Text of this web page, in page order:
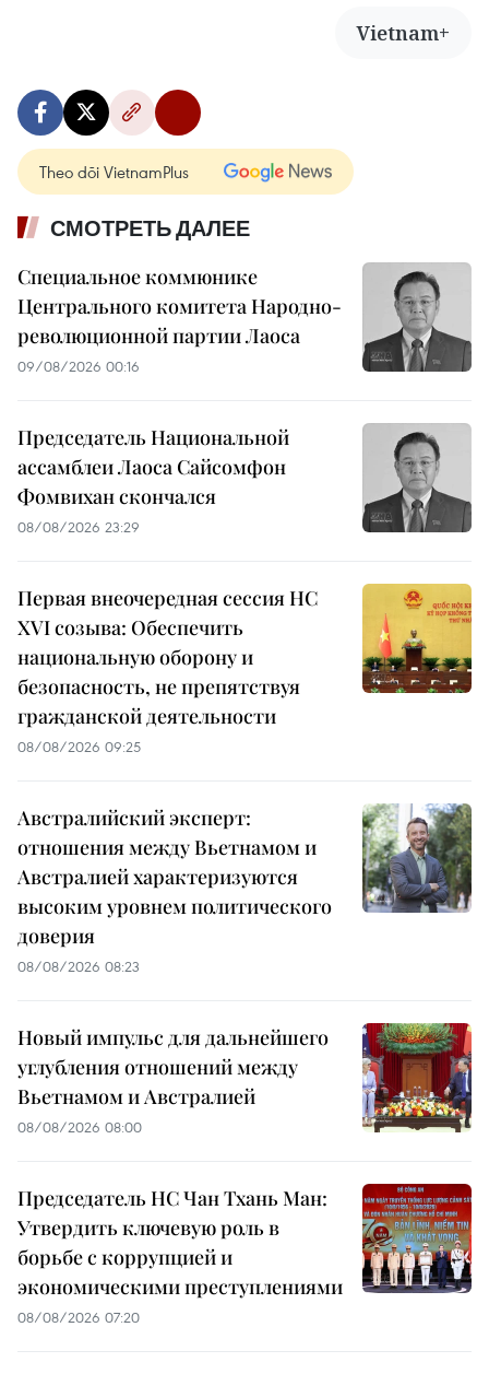
Vietnam+
Theo dõi VietnamPlus
СМОТРЕТЬ ДАЛЕЕ
Специальное коммюнике
Центрального комитета Народно-
революционной партии Лаоса
09/08/2026 00:16
Председатель Национальной
ассамблеи Лаоса Сайсомфон
Фомвихан скончался
08/08/2026 23:29
Первая внеочередная сессия НС
XVI созыва: Обеспечить
национальную оборону и
безопасность, не препятствуя
гражданской деятельности
08/08/2026 09:25
Австралийский эксперт:
отношения между Вьетнамом и
Австралией характеризуются
высоким уровнем политического
доверия
08/08/2026 08:23
Новый импульс для дальнейшего
углубления отношений между
Вьетнамом и Австралией
08/08/2026 08:00
Председатель НС Чан Тхань Ман:
Утвердить ключевую роль в
борьбе с коррупцией и
экономическими преступлениями
08/08/2026 07:20